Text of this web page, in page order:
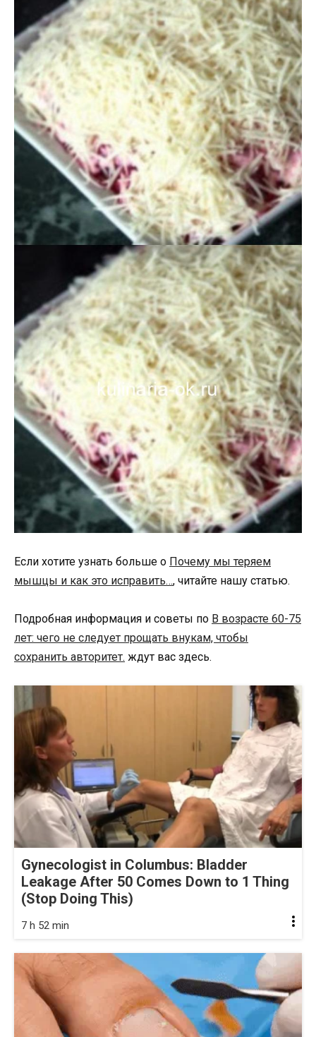
Если хотите узнать больше о Почему мы теряем
мышцы и как это исправить…, читайте нашу статью.
Подробная информация и советы по В возрасте 60-75
лет: чего не следует прощать внукам, чтобы
сохранить авторитет. ждут вас здесь.
Gynecologist in Columbus: Bladder
Leakage After 50 Comes Down to 1 Thing
(Stop Doing This)
7 h 52 min